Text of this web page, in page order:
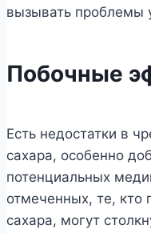
вызывать проблемы
Побочные
Есть недостатки в
сахара, особенно
потенциальных
отмеченных, те, кто
сахара, могут